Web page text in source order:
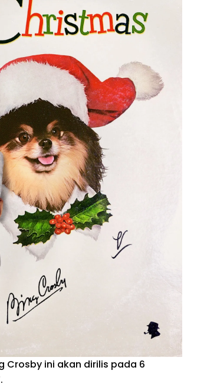
Crosby ini akan dirilis pada 6